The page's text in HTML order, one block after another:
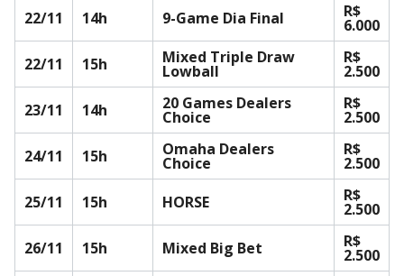
22/11
14h 9-Game Dia Final R$
6.000
22/11
15h Mixed Triple Draw
Lowball
R$
2.500
23/11
14h 20 Games Dealers
Choice
R$
2.500
24/11
15h Omaha Dealers
Choice
R$
2.500
25/11
15h HORSE R$
2.500
26/11
15h Mixed Big Bet R$
2.500